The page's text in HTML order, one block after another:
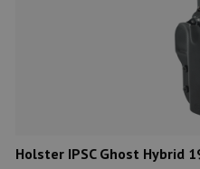
Holster IPSC Ghost Hybrid